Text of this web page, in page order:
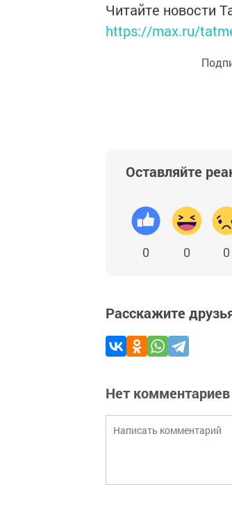
Читайте новости
https://max.ru/
Оставляйте
0 0 0
Расскажите
Нет комментариев